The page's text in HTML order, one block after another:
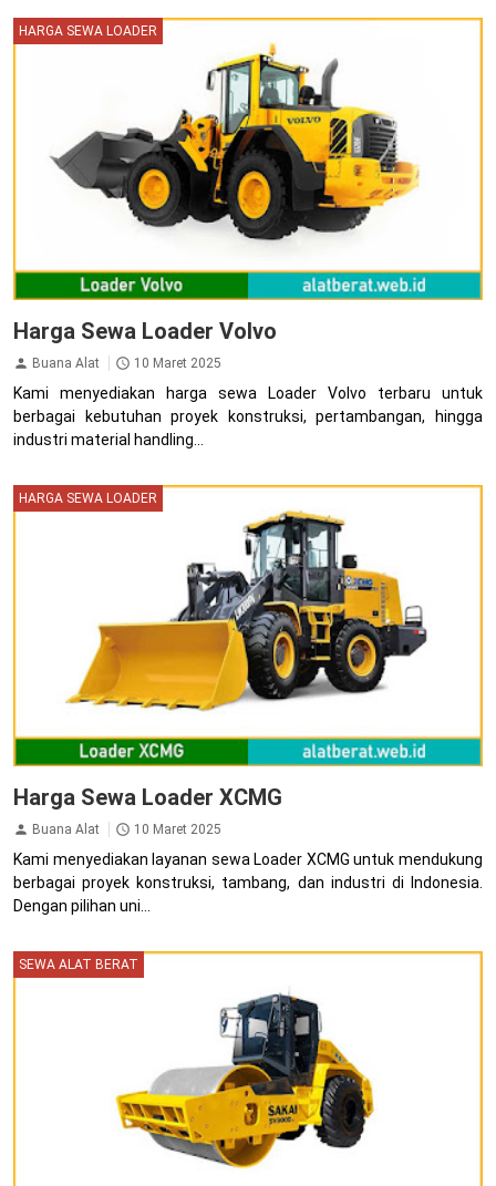
HARGA SEWA LOADER
Harga Sewa Loader Volvo
Buana Alat 10 Maret 2025
Kami menyediakan harga sewa Loader Volvo terbaru untuk
berbagai kebutuhan proyek konstruksi, pertambangan, hingga
industri material handling...
HARGA SEWA LOADER
Harga Sewa Loader XCMG
Buana Alat 10 Maret 2025
Kami menyediakan layanan sewa Loader XCMG untuk mendukung
berbagai proyek konstruksi, tambang, dan industri di Indonesia.
Dengan pilihan uni...
SEWA ALAT BERAT